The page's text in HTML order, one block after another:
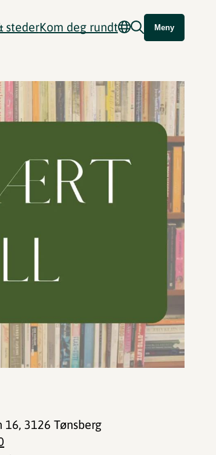
stederKom deg rundt Meny
16, 3126 Tønsberg